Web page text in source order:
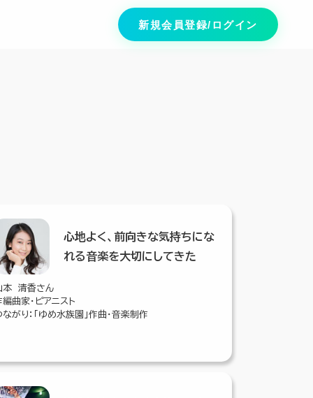
新規会員登録/ログイン
心地よく、前向きな気持ちにな
れる音楽を大切にしてきた
本 清香さん
編曲家・ピアニスト
ながり：「ゆめ水族園」作曲・音楽制作